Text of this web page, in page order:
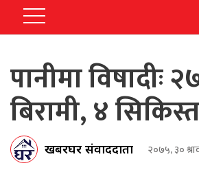
पानीमा विषादीः
बिरामी, ४ सिकिस्त
खबरघर संवाददाता २०७५, ३०